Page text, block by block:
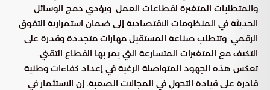
والمتطلبات المتغيرة لقطاعات العمل. ويؤدي دمج الوسائل
الحديثة في المنظومات الاقتصادية إلى ضمان استمرارية التفوق
الرقمي. وتتطلب صناعة المستقبل مهارات متجددة وقدرة على
التكيف مع المتغيرات المتسارعة التي يمر بها القطاع التقني.
تعكس هذه الجهود المتواصلة الرغبة في إعداد كفاءات وطنية
قادرة على قيادة التحول في المجالات الصعبة. إن الاستثمار في